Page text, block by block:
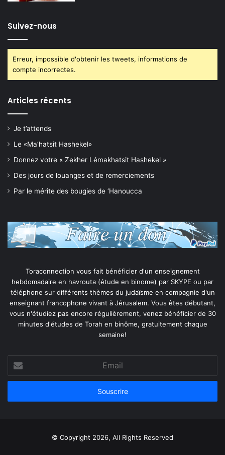
Suivez-nous
Erreur, impossible d'obtenir les tweets, informations de
compte incorrectes.
Articles récents
Je t’attends
Le «Ma’hatsit Hashekel»
Donnez votre « Zekher Lémakhatsit Hashekel »
Des jours de louanges et de remerciements
Par le mérite des bougies de ‘Hanoucca
Toraconnection vous fait bénéficier d'un enseignement
hebdomadaire en havrouta (étude en binome) par SKYPE ou par
téléphone sur différents thèmes du judaïsme en compagnie d'un
enseignant francophone vivant à Jérusalem. Vous êtes débutant,
vous n'étudiez pas encore régulièrement, venez bénéficier de 30
minutes d'études de Torah en binôme, gratuitement chaque
semaine!
© Copyright 2026, All Rights Reserved